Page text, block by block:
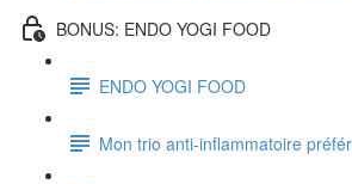
BONUS: ENDO YOGI FOOD
ENDO YOGI FOOD
Mon trio anti-inflammatoire